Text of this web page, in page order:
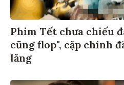
Phim Tết chưa chiếu
cũng flop", cặp chính
lăng